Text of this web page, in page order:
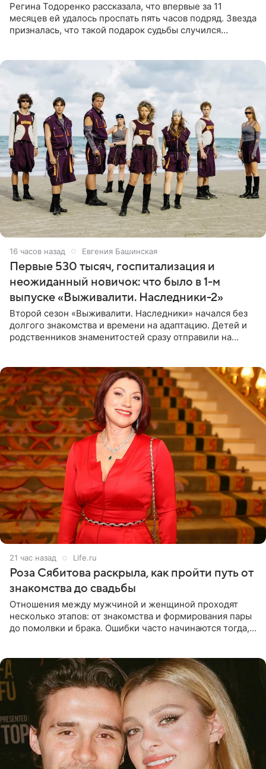
Регина Тодоренко рассказала, что впервые за 11
месяцев ей удалось проспать пять часов подряд. Звезда
призналась, что такой подарок судьбы случился
16 часов назад Евгения Башинская
Первые 530 тысяч, госпитализация и
неожиданный новичок: что было в 1-м
выпуске «Выживалити. Наследники-2»
Второй сезон «Выживалити. Наследники» начался без
долгого знакомства и времени на адаптацию. Детей и
родственников знаменитостей сразу отправили на
21 час назад Life.ru
Роза Сябитова раскрыла, как пройти путь от
знакомства до свадьбы
Отношения между мужчиной и женщиной проходят
несколько этапов: от знакомства и формирования пары
до помолвки и брака. Ошибки часто начинаются тогда,